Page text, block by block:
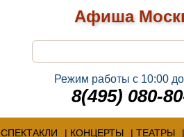
Афиша
Режим работы с 10:00
8(495) 080-
СПЕКТАКЛИ КОНЦЕРТЫ ТЕАТРЫ